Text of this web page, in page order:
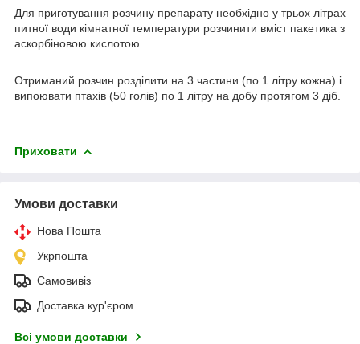
Для приготування розчину препарату необхідно у трьох літрах
питної води кімнатної температури розчинити вміст пакетика з
аскорбіновою кислотою.
Отриманий розчин розділити на 3 частини (по 1 літру кожна) і
випоювати птахів (50 голів) по 1 літру на добу протягом 3 діб.
Приховати
Умови доставки
Нова Пошта
Укрпошта
Самовивіз
Доставка кур'єром
Всі умови доставки